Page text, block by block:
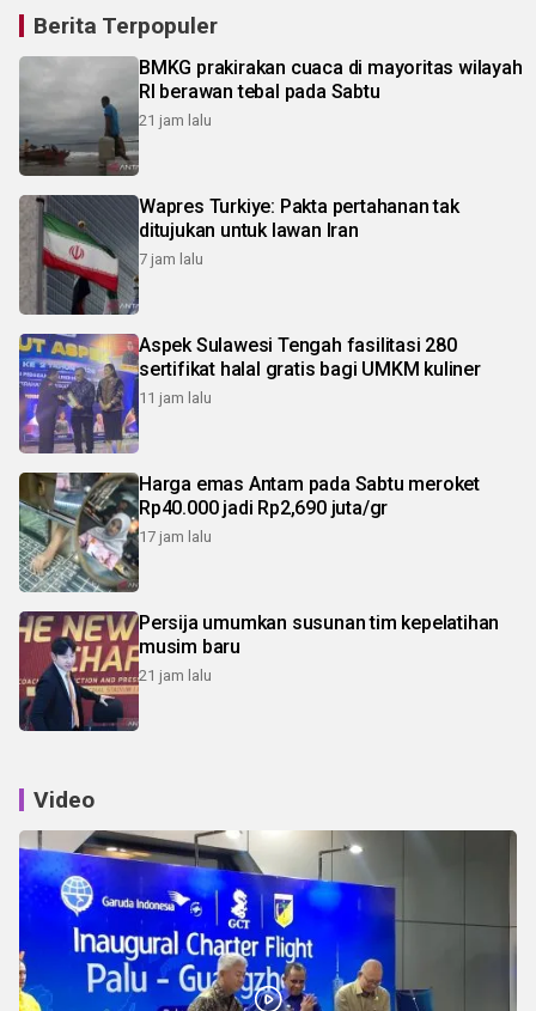
Berita Terpopuler
BMKG prakirakan cuaca di mayoritas wilayah
RI berawan tebal pada Sabtu
21 jam lalu
Wapres Turkiye: Pakta pertahanan tak
ditujukan untuk lawan Iran
7 jam lalu
Aspek Sulawesi Tengah fasilitasi 280
sertifikat halal gratis bagi UMKM kuliner
11 jam lalu
Harga emas Antam pada Sabtu meroket
Rp40.000 jadi Rp2,690 juta/gr
17 jam lalu
Persija umumkan susunan tim kepelatihan
musim baru
21 jam lalu
Video